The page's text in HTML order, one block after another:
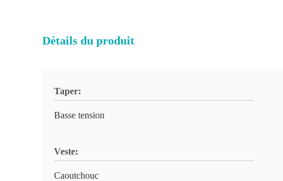
Détails du produit
Taper:
Basse tension
Veste:
Caoutchouc